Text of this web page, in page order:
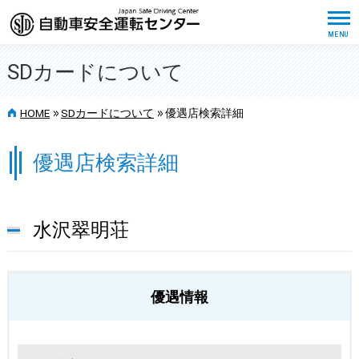
SDカードについて
HOME >> SDカードについて >> 優遇店検索詳細
優遇店検索詳細
水沢翠明荘
優遇情報